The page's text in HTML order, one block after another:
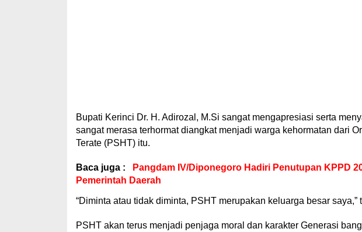
Bupati Kerinci Dr. H. Adirozal, M.Si sangat mengapresiasi serta
sangat merasa terhormat diangkat menjadi warga kehormatan dari
Terate (PSHT) itu.
Baca juga :
Pangdam IV/Diponegoro Hadiri Penutupan KPPD
Pemerintah Daerah
“Diminta atau tidak diminta, PSHT merupakan keluarga besar saya,”
PSHT akan terus menjadi penjaga moral dan karakter Generasi